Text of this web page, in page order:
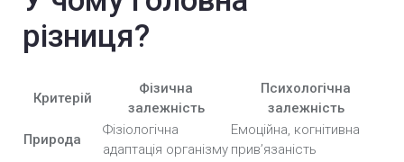
різниця?
Критерій
Фізична
залежність
Психологічна
залежність
Природа
Фізіологічна
адаптація організму
Емоційна, когнітивна
прив’язаність